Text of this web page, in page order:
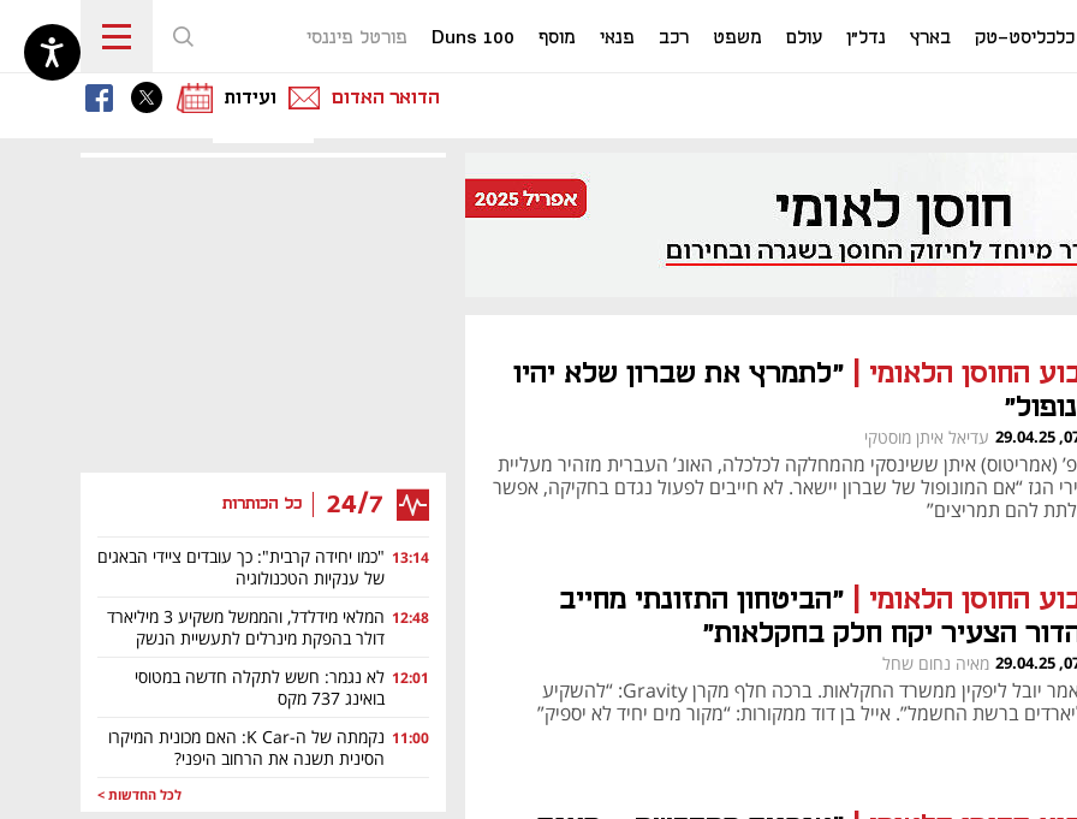
כלכליסט-טק בארץ נדל"ן עולם משפט רכב פנאי מוסף Duns 100 פורטל פיננסי
נפתח בכרטיסייה חדשה
נפתח בכרטיסייה חדשה
ועידות
נפתח בכרטיסייה חדשה
הדואר האדום
24/7 כל הכותרות
13:14 "כמו יחידה קרבית": כך עובדים ציידי הבאגים
של ענקיות הטכנולוגיה
12:48
המלאי מידלדל, והממשל משקיע 3 מיליארד
דולר בהפקת מינרלים לתעשיית הנשק
12:01 לא נגמר: חשש לתקלה חדשה במטוסי
בואינג 737 מקס
11:00
נקמתה של ה-K Car: האם מכונית המיקרו
הסינית תשנה את הרחוב היפני?
לכל החדשות >
החוסן הלאומי
"לתמרץ את שברון שלא יהיו
עדיאל איתן מוסטקי
(אמריטוס) איתן ששינסקי מהמחלקה לכלכלה, האונ’ העברית מזהיר מעליית
הגז “אם המונופול של שברון יישאר. לא חייבים לפעול נגדם בחקיקה, אפשר
להם תמריצים”
החוסן הלאומי
"הביטחון התזונתי מחייב
הצעיר יקח חלק בחקלאות"
מאיה נחום שחל
כך אמר יובל ליפקין ממשרד החקלאות. ברכה חלף מקרן Gravity: “להשקיע
ברשת החשמל”. אייל בן דוד ממקורות: “מקור מים יחיד לא יספיק”